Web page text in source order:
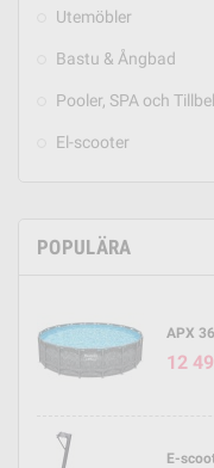
Utemöbler
Bastu & Ångbad
Pooler, SPA och
El-scooter
POPULÄRA
APX
12
E-